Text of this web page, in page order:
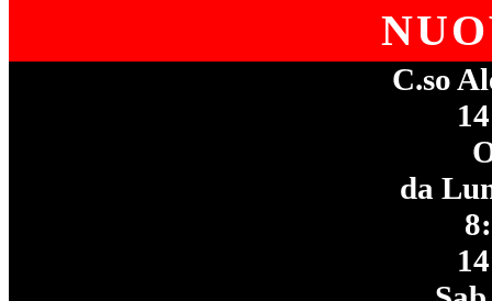
C.so
da